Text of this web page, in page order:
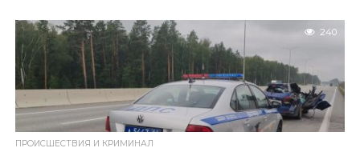
240
ПРОИСШЕСТВИЯ И КРИМИНАЛ